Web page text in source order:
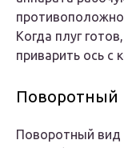
Когда плуг
приварить ось с
Поворотный
Поворотный вид